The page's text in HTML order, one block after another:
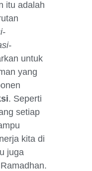
itu adalah
untuk
yang
. Seperti
setiap
kita di
juga